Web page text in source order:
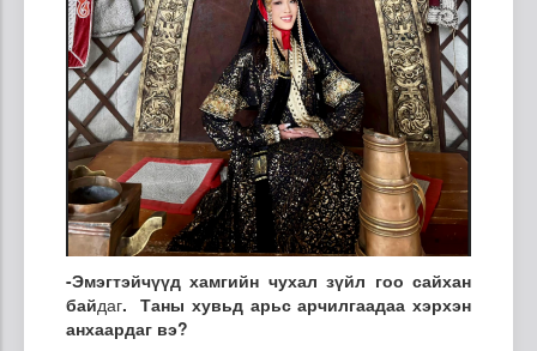
-Эмэгтэйчүүд хамгийн чухал зүйл гоо сайхан
байдаг. Таны хувьд арьс арчилгаадаа хэрхэн
анхаардаг вэ?